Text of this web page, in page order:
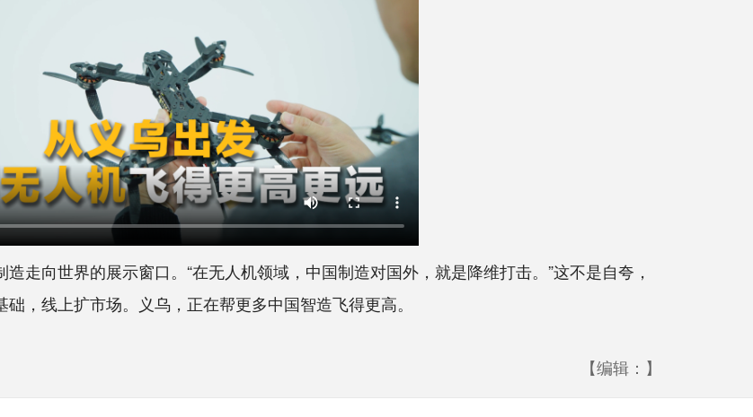
向世界的展示窗口。“在无人机领域，中国制造对国外，就是降维打击。”这不是自夸，
，线上扩市场。义乌，正在帮更多中国智造飞得更高。
【编辑：】